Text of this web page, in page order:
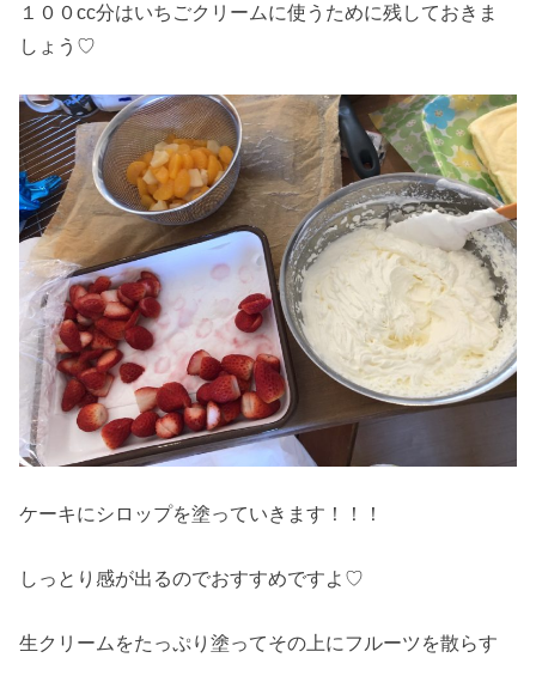
１００cc分はいちごクリームに使うために残しておきま
しょう♡
ケーキにシロップを塗っていきます！！！
しっとり感が出るのでおすすめですよ♡
生クリームをたっぷり塗ってその上にフルーツを散らす